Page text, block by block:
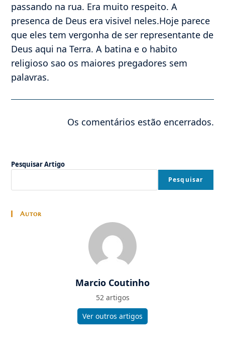
passando na rua. Era muito respeito. A
presenca de Deus era visivel neles.Hoje parece
que eles tem vergonha de ser representante de
Deus aqui na Terra. A batina e o habito
religioso sao os maiores pregadores sem
palavras.
Os comentários estão encerrados.
Pesquisar Artigo
Pesquisar
Autor
Marcio Coutinho
52 artigos
Ver outros artigos